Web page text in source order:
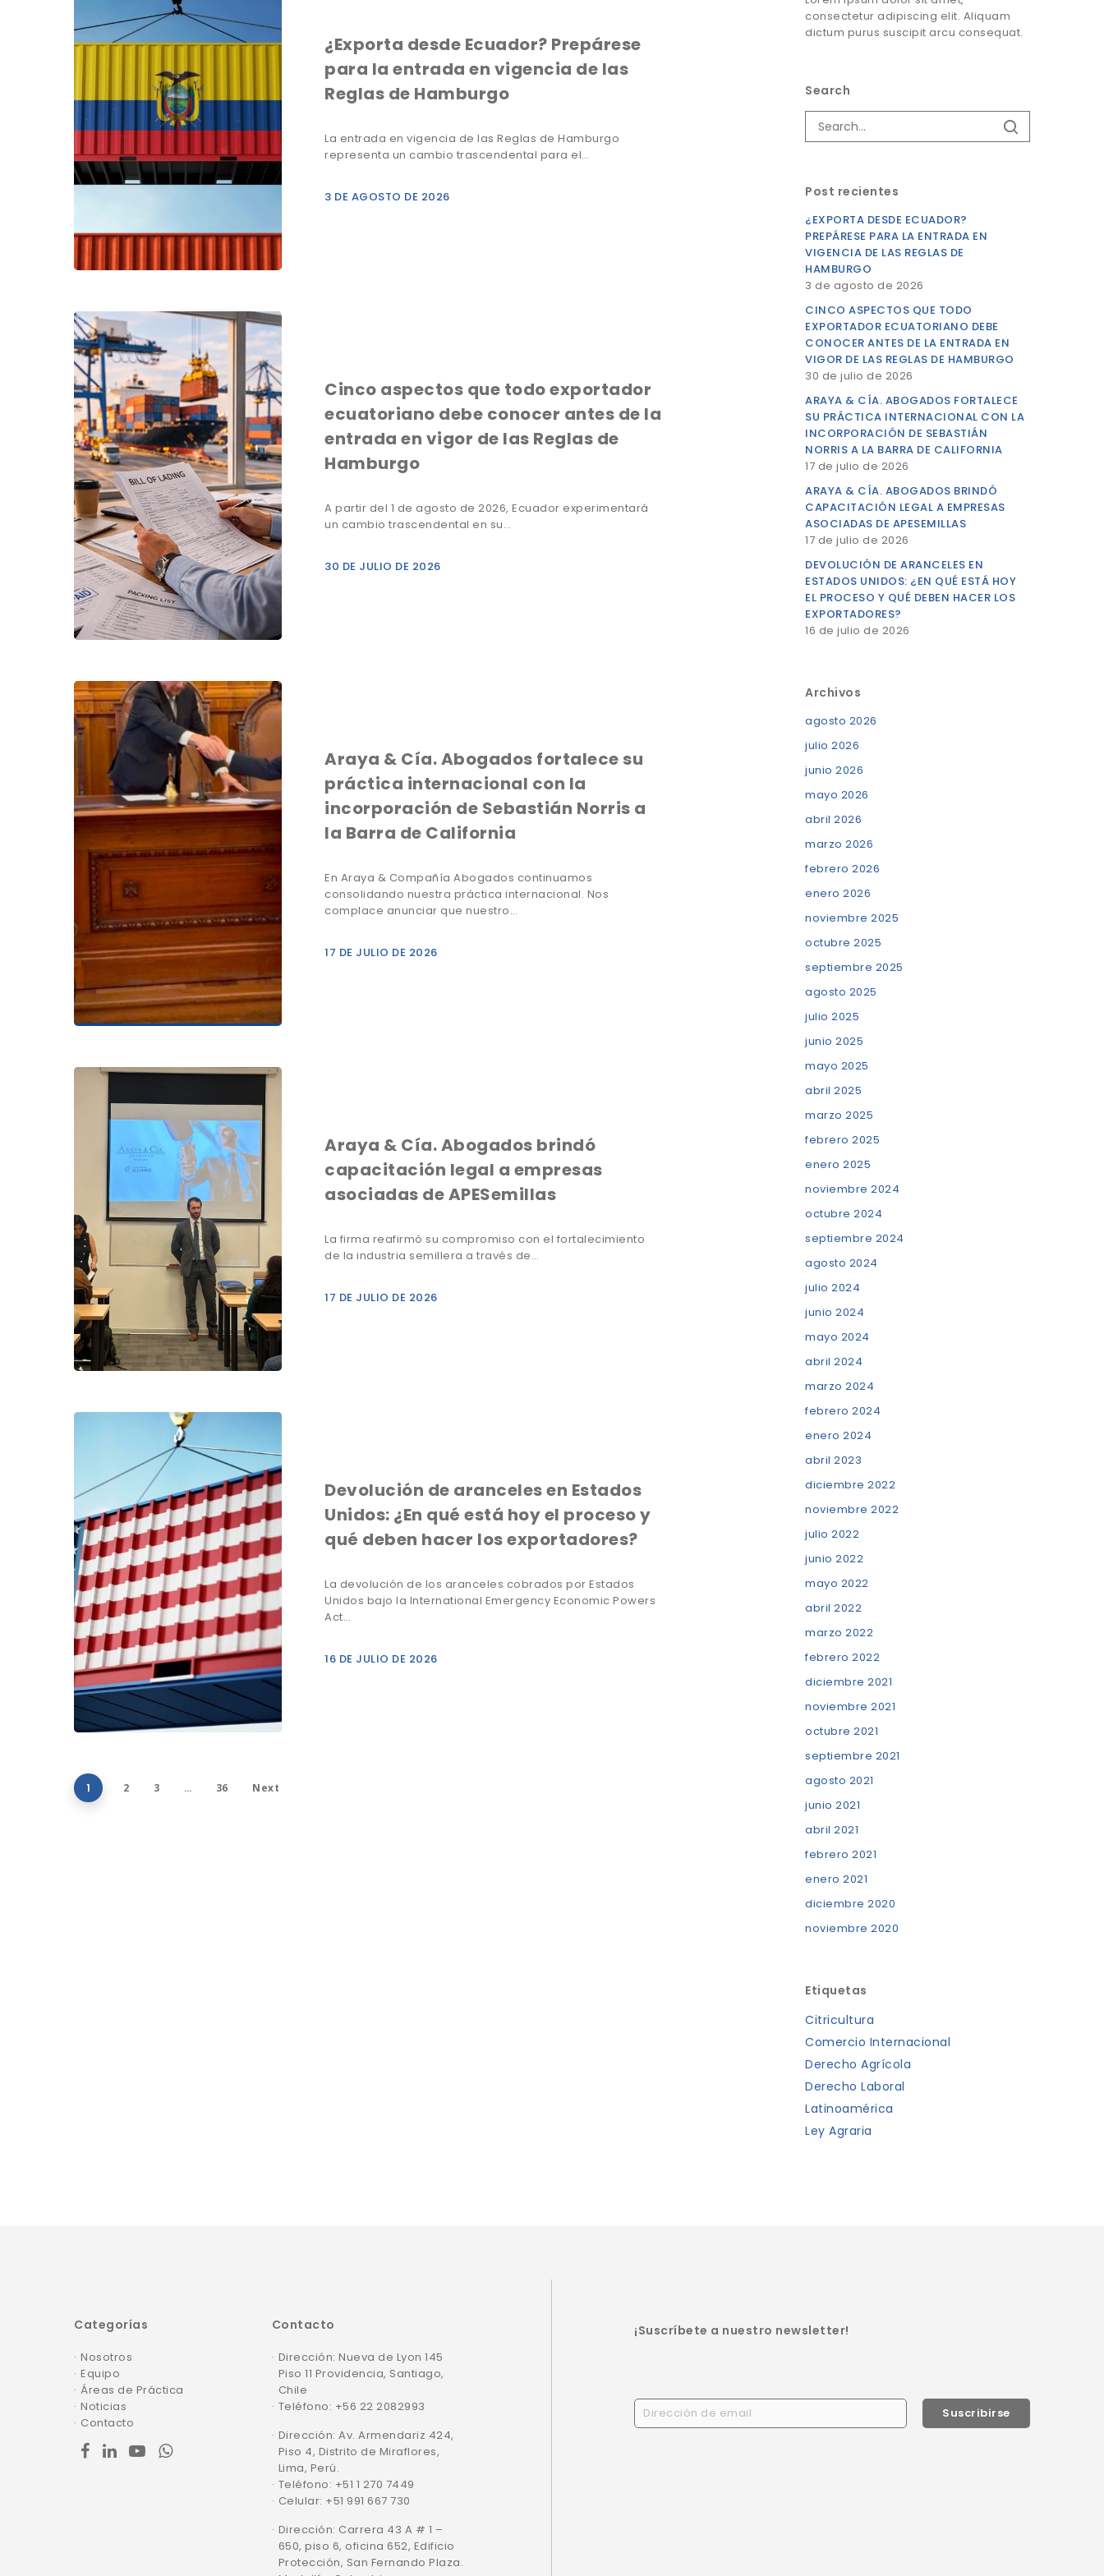
¿Exporta desde Ecuador? Prepárese
para la entrada en vigencia de las
Reglas de Hamburgo
La entrada en vigencia de las Reglas de Hamburgo
representa un cambio trascendental para el…
3 DE AGOSTO DE 2026
Cinco aspectos que todo exportador
ecuatoriano debe conocer antes de la
entrada en vigor de las Reglas de
Hamburgo
A partir del 1 de agosto de 2026, Ecuador experimentará
un cambio trascendental en su…
30 DE JULIO DE 2026
Araya & Cía. Abogados fortalece su
práctica internacional con la
incorporación de Sebastián Norris a
la Barra de California
En Araya & Compañía Abogados continuamos
consolidando nuestra práctica internacional. Nos
complace anunciar que nuestro…
17 DE JULIO DE 2026
Araya & Cía. Abogados brindó
capacitación legal a empresas
asociadas de APESemillas
La firma reafirmó su compromiso con el fortalecimiento
de la industria semillera a través de…
17 DE JULIO DE 2026
Devolución de aranceles en Estados
Unidos: ¿En qué está hoy el proceso y
qué deben hacer los exportadores?
La devolución de los aranceles cobrados por Estados
Unidos bajo la International Emergency Economic Powers
Act…
16 DE JULIO DE 2026
1 2 3 … 36 Next
consectetur adipiscing elit. Aliquam
dictum purus suscipit arcu consequat.
Search
Post recientes
¿EXPORTA DESDE ECUADOR?
PREPÁRESE PARA LA ENTRADA EN
VIGENCIA DE LAS REGLAS DE
HAMBURGO
3 de agosto de 2026
CINCO ASPECTOS QUE TODO
EXPORTADOR ECUATORIANO DEBE
CONOCER ANTES DE LA ENTRADA EN
VIGOR DE LAS REGLAS DE HAMBURGO
30 de julio de 2026
ARAYA & CÍA. ABOGADOS FORTALECE
SU PRÁCTICA INTERNACIONAL CON LA
INCORPORACIÓN DE SEBASTIÁN
NORRIS A LA BARRA DE CALIFORNIA
17 de julio de 2026
ARAYA & CÍA. ABOGADOS BRINDÓ
CAPACITACIÓN LEGAL A EMPRESAS
ASOCIADAS DE APESEMILLAS
17 de julio de 2026
DEVOLUCIÓN DE ARANCELES EN
ESTADOS UNIDOS: ¿EN QUÉ ESTÁ HOY
EL PROCESO Y QUÉ DEBEN HACER LOS
EXPORTADORES?
16 de julio de 2026
Archivos
agosto 2026
julio 2026
junio 2026
mayo 2026
abril 2026
marzo 2026
febrero 2026
enero 2026
noviembre 2025
octubre 2025
septiembre 2025
agosto 2025
julio 2025
junio 2025
mayo 2025
abril 2025
marzo 2025
febrero 2025
enero 2025
noviembre 2024
octubre 2024
septiembre 2024
agosto 2024
julio 2024
junio 2024
mayo 2024
abril 2024
marzo 2024
febrero 2024
enero 2024
abril 2023
diciembre 2022
noviembre 2022
julio 2022
junio 2022
mayo 2022
abril 2022
marzo 2022
febrero 2022
diciembre 2021
noviembre 2021
octubre 2021
septiembre 2021
agosto 2021
junio 2021
abril 2021
febrero 2021
enero 2021
diciembre 2020
noviembre 2020
Etiquetas
Citricultura
Comercio Internacional
Derecho Agrícola
Derecho Laboral
Latinoamérica
Ley Agraria
Categorías
Nosotros
Equipo
Áreas de Práctica
Noticias
Contacto
facebook
linkedinyoutubewhatsapp
Contacto
Dirección: Nueva de Lyon 145
Piso 11 Providencia, Santiago,
Chile
Teléfono: +56 22 2082993
Dirección: Av. Armendariz 424,
Piso 4, Distrito de Miraflores,
Lima, Perú.
Teléfono: +51 1 270 7449
Celular: +51 991 667 730
Dirección: Carrera 43 A # 1 –
650, piso 6, oficina 652, Edificio
Protección, San Fernando Plaza.
¡Suscríbete a nuestro newsletter!
Suscribirse